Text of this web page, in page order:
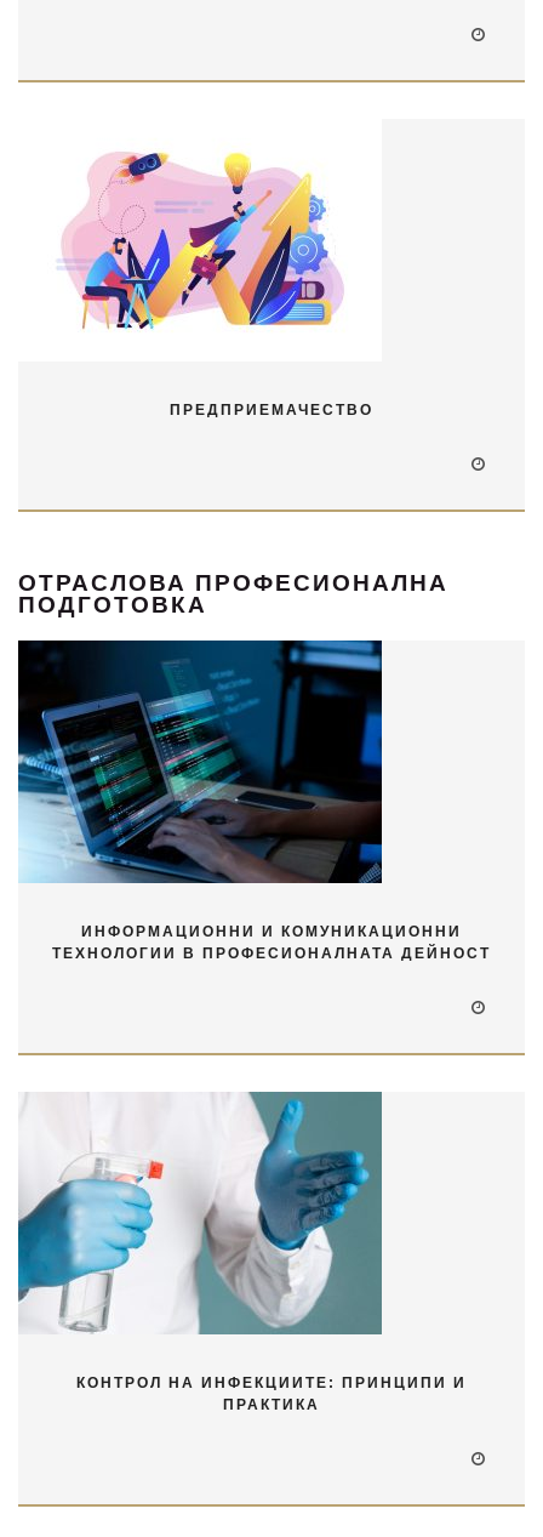
ПРЕДПРИЕМАЧЕСТВО
ОТРАСЛОВА ПРОФЕСИОНАЛНА
ПОДГОТОВКА
ИНФОРМАЦИОННИ И КОМУНИКАЦИОННИ
ТЕХНОЛОГИИ В ПРОФЕСИОНАЛНАТА ДЕЙНОСТ
КОНТРОЛ НА ИНФЕКЦИИТЕ: ПРИНЦИПИ И
ПРАКТИКА